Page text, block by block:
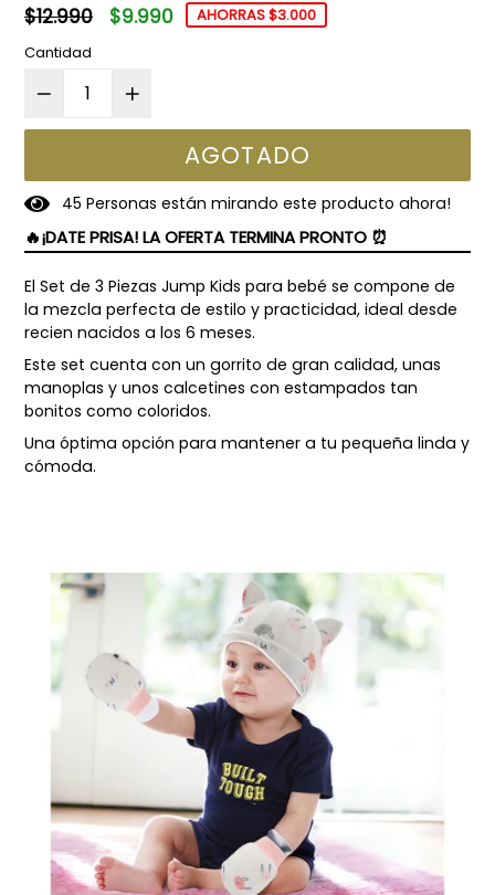
Precio
habitual
$12.990 $9.990
AHORRAS $3.000
Cantidad
AGOTADO
45 Personas están mirando este producto ahora!
🔥¡DATE PRISA! LA OFERTA TERMINA PRONTO ⏰
El Set de 3 Piezas Jump Kids para bebé se compone de
la mezcla perfecta de estilo y practicidad, ideal desde
recien nacidos a los 6 meses.
Este set cuenta con un gorrito de gran calidad, unas
manoplas y unos calcetines con estampados tan
bonitos como coloridos.
Una óptima opción para mantener a tu pequeña linda y
cómoda.